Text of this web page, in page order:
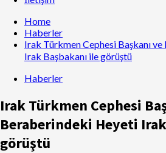
Home
Haberler
Irak Türkmen Cephesi Başkanı
Irak Başbakanı ile görüştü
Haberler
Irak Türkmen Cephesi
Beraberindeki Heyeti
görüştü